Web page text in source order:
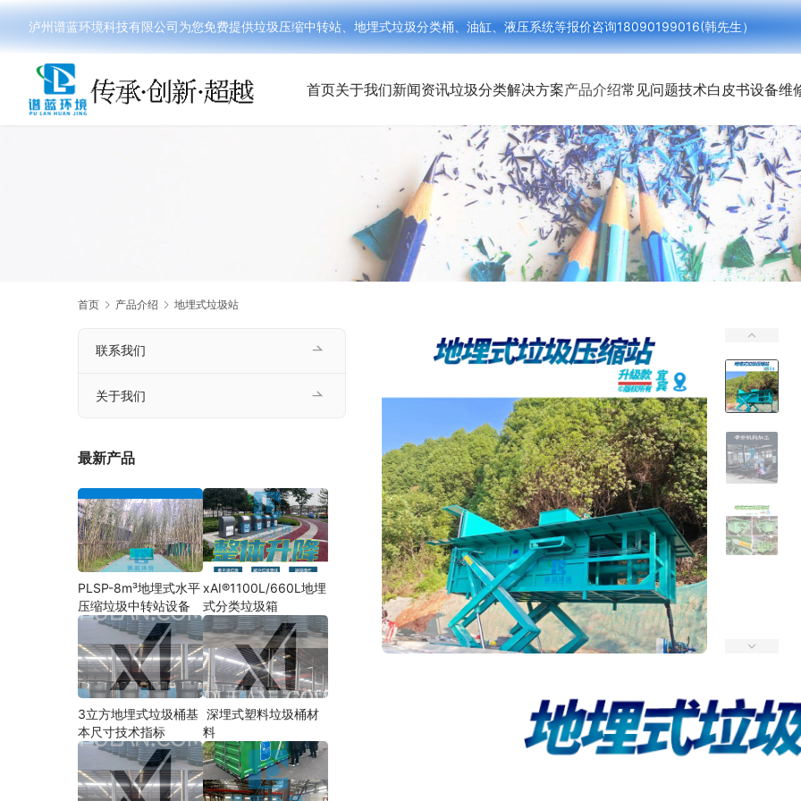
首页关于我们新闻资讯垃圾分类解决方案产品介绍常见问题技术白皮书设备维
首页 产品介绍 地埋式垃圾站
联系我们
关于我们
最新产品
PLSP-8m³地埋式水平
压缩垃圾中转站设备
xAI®1100L/660L地埋
式分类垃圾箱
3立方地埋式垃圾桶基
本尺寸技术指标
深埋式塑料垃圾桶材
料
泸州谱蓝环境科技有限公司为您免费提供垃圾压缩中转站、地埋式垃圾分类桶、油缸、液压系统等报价咨询18090199016(韩先生）